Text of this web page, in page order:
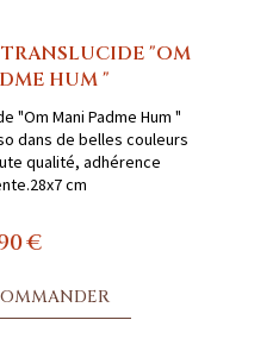
"OM
HUM "
"Om Mani Padme Hum "
dans de belles couleurs
qualité, adhérence
cm
€